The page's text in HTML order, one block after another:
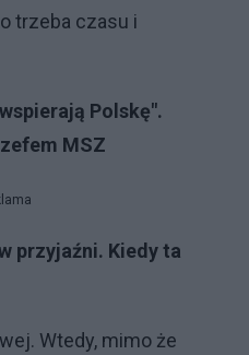
trzeba czasu i
Polskę".
MSZ
przyjaźni. Kiedy ta
Wtedy, mimo że